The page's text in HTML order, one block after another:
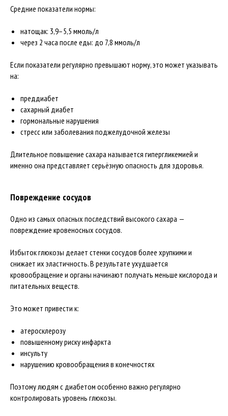
Средние показатели нормы:
натощак: 3,9–5,5 ммоль/л
через 2 часа после еды: до 7,8 ммоль/л
Если показатели регулярно превышают норму, это может указывать
на:
преддиабет
сахарный диабет
гормональные нарушения
стресс или заболевания поджелудочной железы
Длительное повышение сахара называется гипергликемией и
именно она представляет серьёзную опасность для здоровья.
Повреждение сосудов
Одно из самых опасных последствий высокого сахара —
повреждение кровеносных сосудов.
Избыток глюкозы делает стенки сосудов более хрупкими и
снижает их эластичность. В результате ухудшается
кровообращение и органы начинают получать меньше кислорода и
питательных веществ.
Это может привести к:
атеросклерозу
повышенному риску инфаркта
инсульту
нарушению кровообращения в конечностях
Поэтому людям с диабетом особенно важно регулярно
контролировать уровень глюкозы.